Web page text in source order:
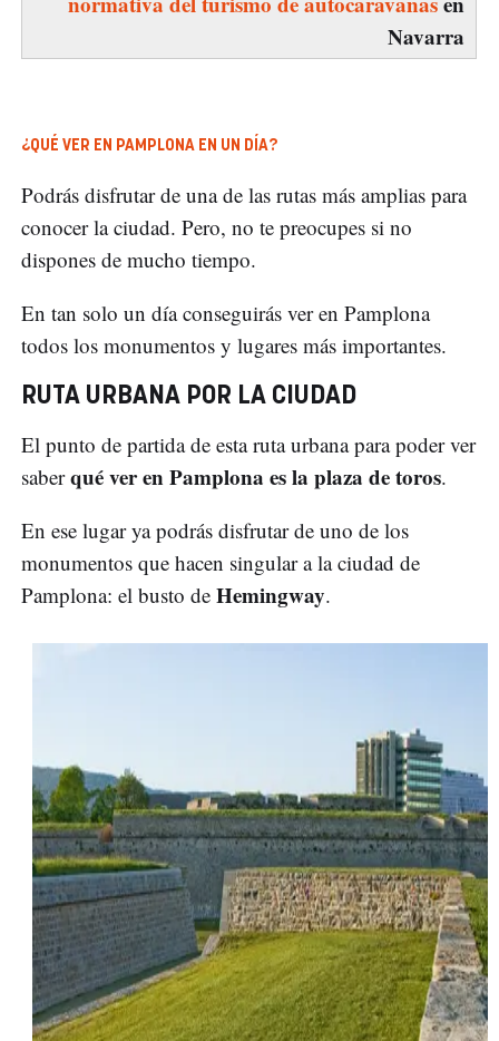
Navarra
¿QUÉ VER EN PAMPLONA EN UN DÍA?
Podrás disfrutar de una de las rutas más amplias para
conocer la ciudad. Pero, no te preocupes si no
dispones de mucho tiempo.
En tan solo un día conseguirás ver en Pamplona
todos los monumentos y lugares más importantes.
RUTA URBANA POR LA CIUDAD
El punto de partida de esta ruta urbana para poder ver
saberqué ver en Pamplona es la plaza de toros.
En ese lugar ya podrás disfrutar de uno de los
monumentos que hacen singular a la ciudad de
Pamplona: el busto de Hemingway.